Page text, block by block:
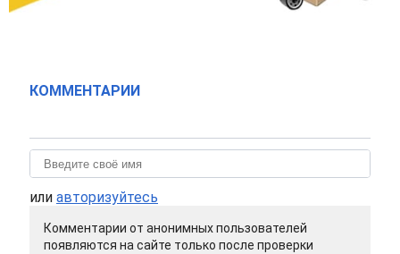
КОММЕНТАРИИ
или авторизуйтесь
Комментарии от анонимных пользователей
появляются на сайте только после проверки